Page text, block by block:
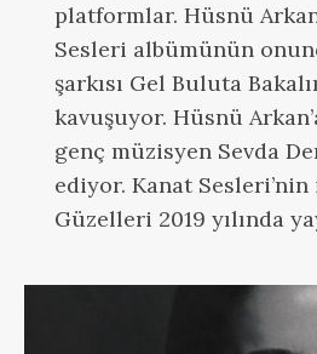
platformlar. Hüsnü
Sesleri albümünün
şarkısı Gel Buluta
kavuşuyor. Hüsnü
genç müzisyen Sevda
ediyor. Kanat Sesleri’nin
Güzelleri 2019 yılında